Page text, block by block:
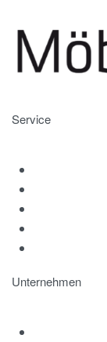
Service
Unternehmen